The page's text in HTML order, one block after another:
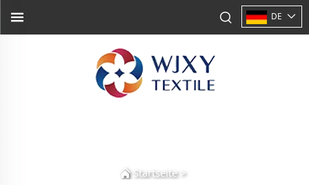
DE
Startseite>